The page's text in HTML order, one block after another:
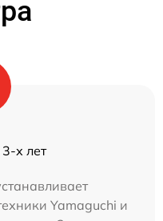
х лет
Yamaguchi и